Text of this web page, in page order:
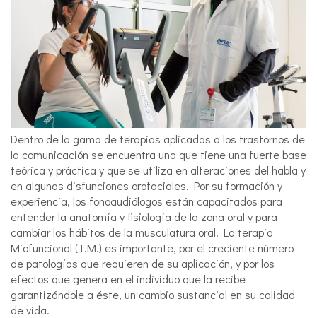
Dentro de la gama de terapias aplicadas a los trastornos de
la comunicación se encuentra una que tiene una fuerte base
teórica y práctica y que se utiliza en alteraciones del habla y
en algunas disfunciones orofaciales. Por su formación y
experiencia, los fonoaudiólogos están capacitados para
entender la anatomía y fisiología de la zona oral y para
cambiar los hábitos de la musculatura oral. La terapia
Miofuncional (T.M.) es importante, por el creciente número
de patologías que requieren de su aplicación, y por los
efectos que genera en el individuo que la recibe
garantizándole a éste, un cambio sustancial en su calidad
de vida.